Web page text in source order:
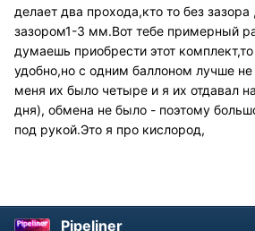
делает два прохода,кто то без
зазором1-3 мм.Вот тебе примерный
думаешь приобрести этот
удобно,но с одним баллоном лучше
меня их было четыре и я их отдавал
дня), обмена не было - поэтому
под рукой.Это я про кислород,
Pipeliner